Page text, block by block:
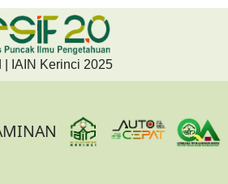
| IAIN Kerinci 2025